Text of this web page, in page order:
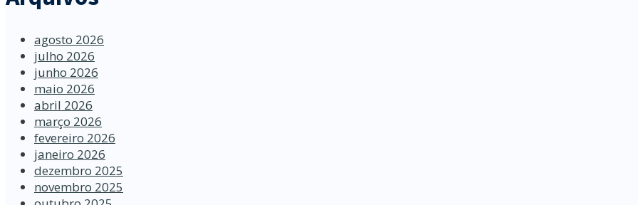
agosto 2026
julho 2026
junho 2026
maio 2026
abril 2026
março 2026
fevereiro 2026
janeiro 2026
dezembro 2025
novembro 2025